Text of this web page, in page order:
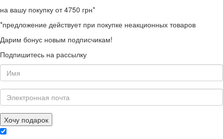
на вашу покупку от 4750 грн*
*предложение действует при покупке неакционных товаров
Дарим бонус новым подписчикам!
Подпишитесь на рассылку
Хочу подарок